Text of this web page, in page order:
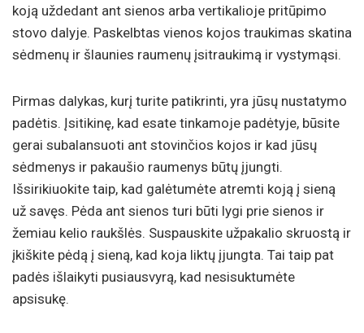
koją uždedant ant sienos arba vertikalioje pritūpimo
stovo dalyje. Paskelbtas vienos kojos traukimas skatina
sėdmenų ir šlaunies raumenų įsitraukimą ir vystymąsi.
Pirmas dalykas, kurį turite patikrinti, yra jūsų nustatymo
padėtis. Įsitikinę, kad esate tinkamoje padėtyje, būsite
gerai subalansuoti ant stovinčios kojos ir kad jūsų
sėdmenys ir pakaušio raumenys būtų įjungti.
Išsirikiuokite taip, kad galėtumėte atremti koją į sieną
už savęs. Pėda ant sienos turi būti lygi prie sienos ir
žemiau kelio raukšlės. Suspauskite užpakalio skruostą ir
įkiškite pėdą į sieną, kad koja liktų įjungta. Tai taip pat
padės išlaikyti pusiausvyrą, kad nesisuktumėte
apsisukę.